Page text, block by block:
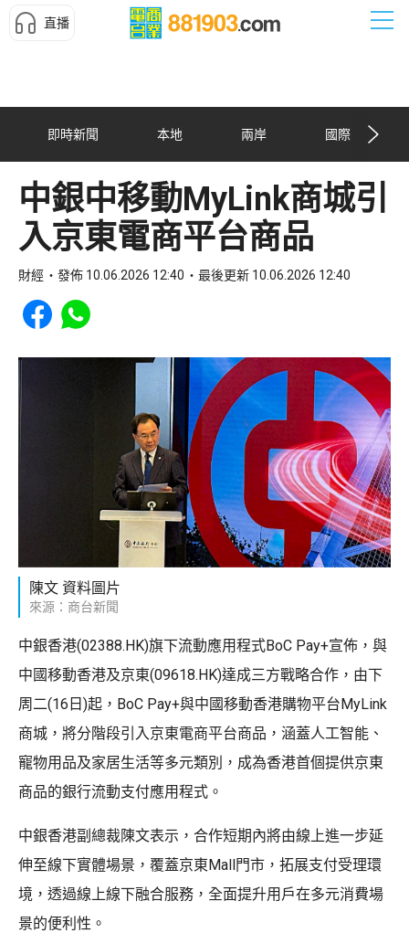
直播
即時新聞 本地 兩岸 國際
中銀中移動MyLink商城引
入京東電商平台商品
財經 發佈 10.06.2026 12:40 最後更新 10.06.2026 12:40
Share to Facebook
Share to WhatsApp
陳文 資料圖片
來源：商台新聞
中銀香港(02388.HK)旗下流動應用程式BoC Pay+宣佈，與
中國移動香港及京東(09618.HK)達成三方戰略合作，由下
周二(16日)起，BoC Pay+與中國移動香港購物平台MyLink
商城，將分階段引入京東電商平台商品，涵蓋人工智能、
寵物用品及家居生活等多元類別，成為香港首個提供京東
商品的銀行流動支付應用程式。
中銀香港副總裁陳文表示，合作短期內將由線上進一步延
伸至線下實體場景，覆蓋京東Mall門市，拓展支付受理環
境，透過線上線下融合服務，全面提升用戶在多元消費場
景的便利性。